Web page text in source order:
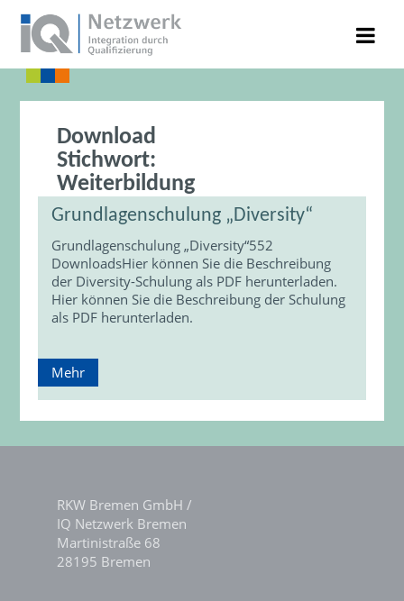
Download
Stichwort:
Weiterbildung
Grundlagenschulung „Diversity“
Grundlagenschulung „Diversity“552
DownloadsHier können Sie die Beschreibung
der Diversity-Schulung als PDF herunterladen.
Hier können Sie die Beschreibung der Schulung
als PDF herunterladen.
Mehr
RKW Bremen GmbH /
IQ Netzwerk Bremen
Martinistraße 68
28195 Bremen